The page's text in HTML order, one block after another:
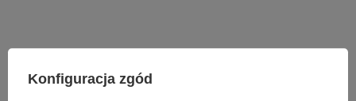
LAMPY WEWNĘTRZNE
Konfiguracja zgód